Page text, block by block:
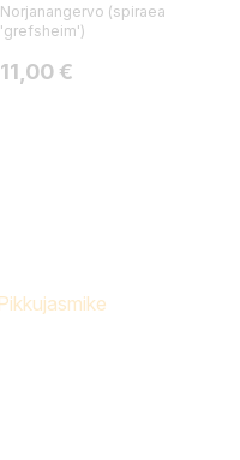
Norjanangervo (spiraea
'grefsheim')
Hinta
11,00 €